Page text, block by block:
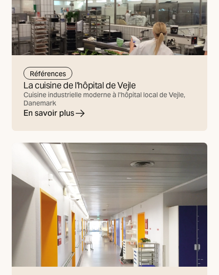
Références
La cuisine de l'hôpital de Vejle
Cuisine industrielle moderne à l'hôpital local de Vejle,
Danemark
En savoir plus